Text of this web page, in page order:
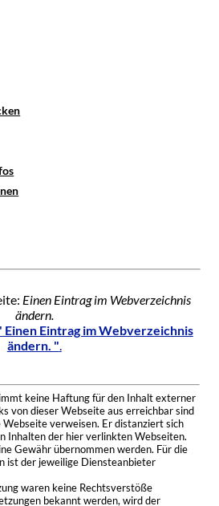
Einen Eintrag im Webverzeichnis
ändern.
Einen Eintrag im Webverzeichnis
ändern. ".
keine Haftung für den Inhalt externer
von dieser Webseite aus erreichbar sind
verweisen. Er distanziert sich
Inhalten der hier verlinkten Webseiten.
Gewähr übernommen werden. Für die
ist der jeweilige Diensteanbieter
waren keine Rechtsverstöße
bekannt werden, wird der